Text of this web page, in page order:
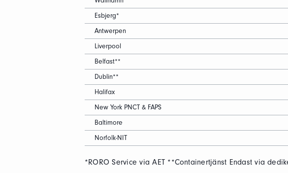
Esbjerg*
Antwerpen
Liverpool
Belfast**
Dublin**
Halifax
New York PNCT & FAPS
Baltimore
Norfolk-NIT
*RORO Service via AET **Containertjänst Endast via